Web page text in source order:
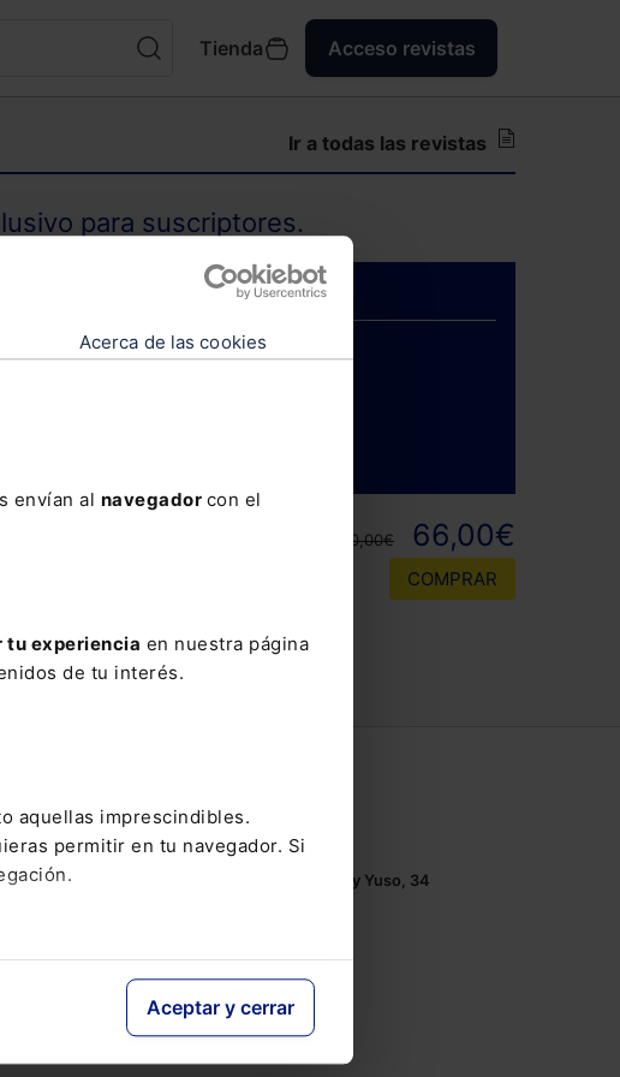
Acerca de las cookies
envían al navegador con el
tu experiencia en nuestra página
de tu interés.
aquellas imprescindibles.
permitir en tu navegador. Si
Aceptar y cerrar
Tienda Acceso revistas
Ir a todas las revistas
para suscriptores.
oportunidad y
110,00€ 66,00€
COMPRAR
Tel.: 91 210 80 00
Mándanos unemail
Monasterios de Suso y Yuso, 34